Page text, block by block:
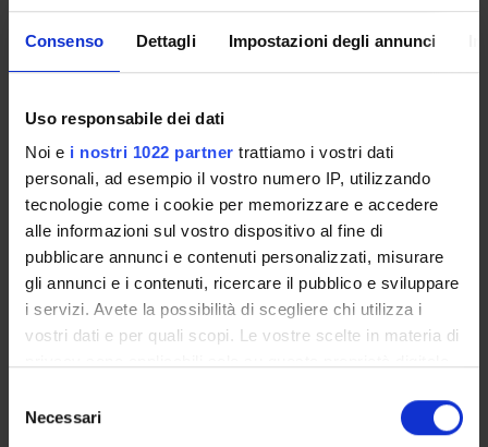
Consenso Dettagli Impostazioni degli annunci
Uso responsabile dei dati
Noi e i nostri 1022 partner trattiamo i vostri dati
personali, ad esempio il vostro numero IP, utilizzando
tecnologie come i cookie per memorizzare e accedere
alle informazioni sul vostro dispositivo al fine di
pubblicare annunci e contenuti personalizzati, misurare
gli annunci e i contenuti, ricercare il pubblico e sviluppare
i servizi. Avete la possibilità di scegliere chi utilizza i
vostri dati e per quali scopi. Le vostre scelte in materia di
modificare o revocare il proprio consenso in qualsiasi
momento dalla Dichiarazione sui cookie o facendo clic
delNecessari
Stefan Rabanus
RESEARCH INTERESTS
PROJECTS
ACTIVITIES
RESEARCH AREAS
14x14 - The Grand tour of th 'Counts of the North',